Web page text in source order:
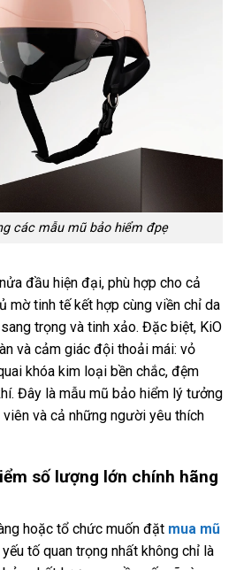
các mẫu mũ bảo hiểm đpẹ
đầu hiện đại, phù hợp cho cả
mờ tinh tế kết hợp cùng viền chỉ da
trọng và tinh xảo. Đặc biệt, KiO
và cảm giác đội thoải mái: vỏ
khóa kim loại bền chắc, đệm
Đây là mẫu mũ bảo hiểm lý tưởng
và cả những người yêu thích
số lượng lớn chính hãng
hoặc tổ chức muốn đặt mua mũ
yếu tố quan trọng nhất không chỉ là